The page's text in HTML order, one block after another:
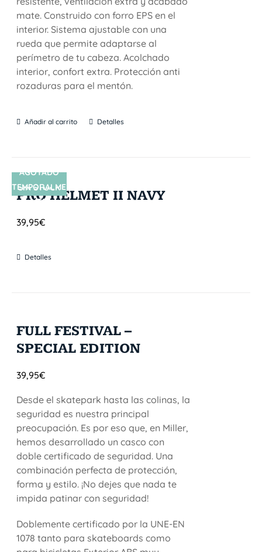
mate. Construido con forro EPS en el
interior. Sistema ajustable con una
rueda que permite adaptarse al
perímetro de tu cabeza. Acolchado
interior, confort extra. Protección anti
rozaduras para el mentón.
Añadir al carrito Detalles
SIN STOCK
AGOTADO
TEMPORALME
NTE
PRO HELMET II NAVY
39,95€
Detalles
FULL FESTIVAL –
SPECIAL EDITION
39,95€
Desde el skatepark hasta las colinas, la
seguridad es nuestra principal
preocupación. Es por eso que, en Miller,
hemos desarrollado un casco con
doble certificado de seguridad. Una
combinación perfecta de protección,
forma y estilo. ¡No dejes que nada te
impida patinar con seguridad!
Doblemente certificado por la UNE-EN
1078 tanto para skateboards como